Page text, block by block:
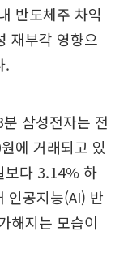
반도체주 차익
재부각 영향으
.
삼성전자는 전
에 거래되고 있
보다 3.14% 하
인공지능(AI) 반
해지는 모습이